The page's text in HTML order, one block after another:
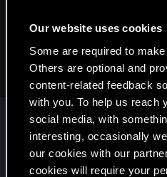
Our website uses cookies
Some are required to
Others are optional and
content-related feedback
with you. To help us reach
social media, with
interesting, occasionally
our cookies with our
cookies will require your
Dank dir für dein Feedback, ich
Veränderung in Cyberpunk
wissen für zukünfitge Teile!
Ist ja nun nicht so, das ich
könnte
Sonst hätte ich es wirklich
Casino noch kommt